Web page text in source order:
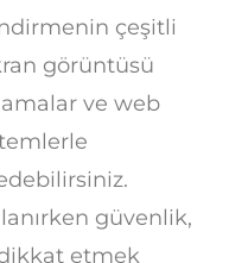
çeşitli
görüntüsü
ve web
güvenlik,
etmek